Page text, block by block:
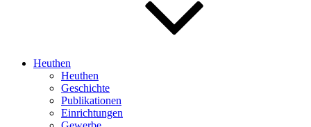
Heuthen
Heuthen
Geschichte
Publikationen
Einrichtungen